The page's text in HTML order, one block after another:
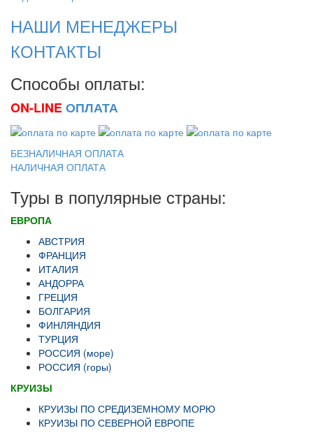
НАШИ МЕНЕДЖЕРЫ
КОНТАКТЫ
Способы оплаты:
ON-LINEОПЛАТА
БЕЗНАЛИЧНАЯ ОПЛАТА
НАЛИЧНАЯ ОПЛАТА
Туры в популярные страны:
ЕВРОПА
АВСТРИЯ
ФРАНЦИЯ
ИТАЛИЯ
АНДОРРА
ГРЕЦИЯ
БОЛГАРИЯ
ФИНЛЯНДИЯ
ТУРЦИЯ
РОССИЯ (море)
РОССИЯ (горы)
КРУИЗЫ
КРУИЗЫ ПО СРЕДИЗЕМНОМУ МОРЮ
КРУИЗЫ ПО СЕВЕРНОЙ ЕВРОПЕ